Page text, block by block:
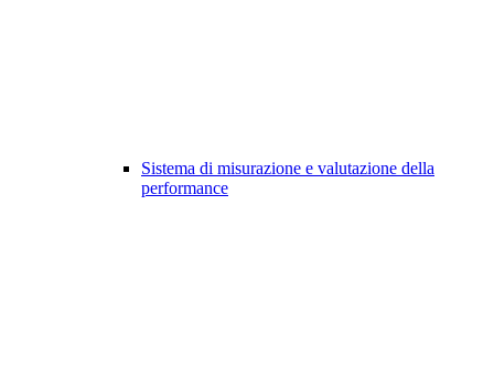
Sistema di misurazione e valutazione della
performance